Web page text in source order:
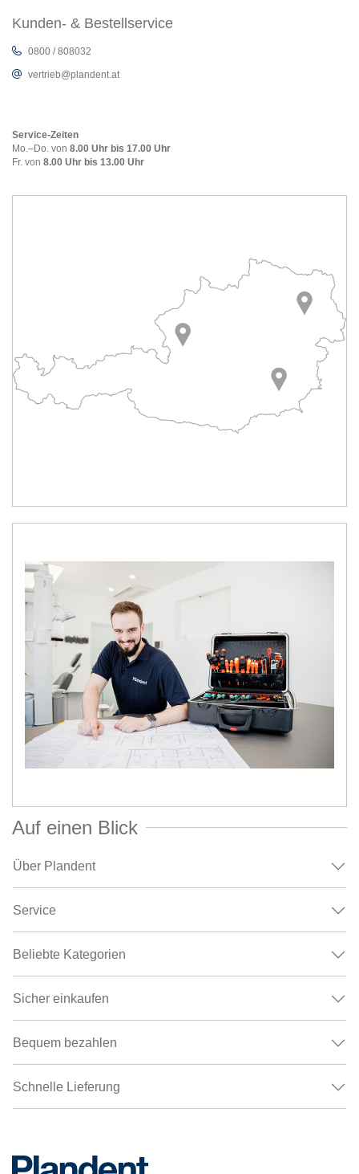
Kunden- & Bestellservice
0800 / 808032
vertrieb@plandent.at
Service-Zeiten
Mo.–Do. von 8.00 Uhr bis 17.00 Uhr
Fr. von 8.00 Uhr bis 13.00 Uhr
Auf einen Blick
Über Plandent
Service
Beliebte Kategorien
Sicher einkaufen
Bequem bezahlen
Schnelle Lieferung